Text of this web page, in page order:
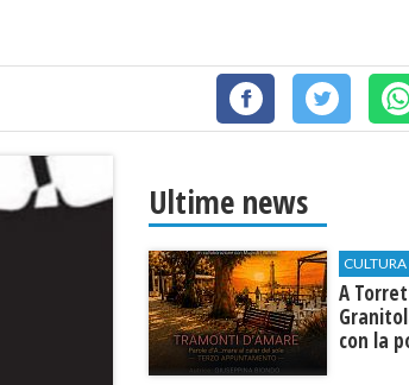
Ultime news
CULTURA
​A
con la